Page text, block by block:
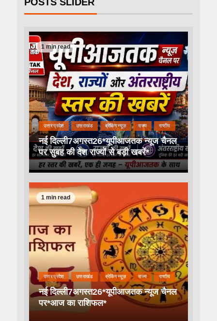
1 min read
उत्तर प्रदेश उत्तराखंड ब्रेकिंग न्यूज़ राज्य राष्टीय
नई दिल्ली7अगस्त26*यूपीआजतक न्यूज चैनल
पर सुबह की देश राज्यों से बड़ी खबरें*
1 min read
उत्तर प्रदेश उत्तराखंड ब्रेकिंग न्यूज़ राज्य राष्टीय
नई दिल्ली7अगस्त26*यूपीआजतक न्यूज चैनल
पर*आज का राशिफल*